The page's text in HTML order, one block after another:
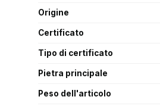
Origine
Certificato
Tipo di certificato
Pietra principale
Peso dell'articolo